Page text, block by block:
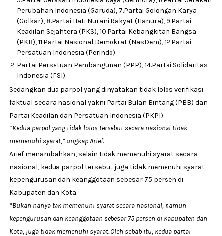
Perubahan Indonesia (Garuda), 7.Partai Golongan Karya
(Golkar), 8.Partai Hati Nurani Rakyat (Hanura), 9.Partai
Keadilan Sejahtera (PKS), 10.Partai Kebangkitan Bangsa
(PKB), 11.Partai Nasional Demokrat (NasDem), 12.Partai
Persatuan Indonesia (Perindo)
Partai Persatuan Pembangunan (PPP), 14.Partai Solidaritas
Indonesia (PSI).
Sedangkan dua parpol yang dinyatakan tidak lolos verifikasi
faktual secara nasional yakni Partai Bulan Bintang (PBB) dan
Partai Keadilan dan Persatuan Indonesia (PKPI).
“Kedua parpol yang tidak lolos tersebut secara nasional tidak
memenuhi syarat,” ungkap Arief.
Arief menambahkan, selain tidak memenuhi syarat secara
nasional, kedua parpol tersebut juga tidak memenuhi syarat
kepengurusan dan keanggotaan sebesar 75 persen di
Kabupaten dan Kota.
“Bukan hanya tak memenuhi syarat secara nasional, namun
kepengurusan dan keanggotaan sebesar 75 persen di Kabupaten dan
Kota, juga tidak memenuhi syarat. Oleh sebab itu, kedua partai